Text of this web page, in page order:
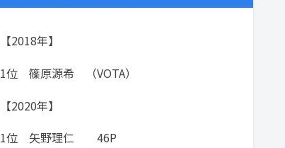
【2018年】
1位 篠原源希 （VOTA）
【2020年】
1位 矢野理仁 46P